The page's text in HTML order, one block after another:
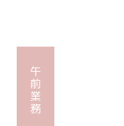
午前業務